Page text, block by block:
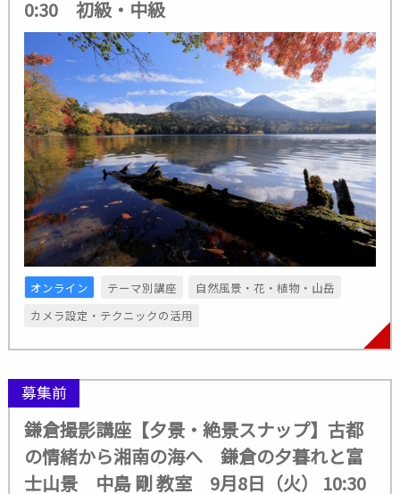
0:30 初級・中級
オンライン テーマ別講座
自然風景・花・植物・山岳
カメラ設定・テクニックの活用
募集前
鎌倉撮影講座【夕景・絶景スナップ】古都
の情緒から湘南の海へ 鎌倉の夕暮れと富
士山景 中島 剛 教室 9月8日（火） 10:30